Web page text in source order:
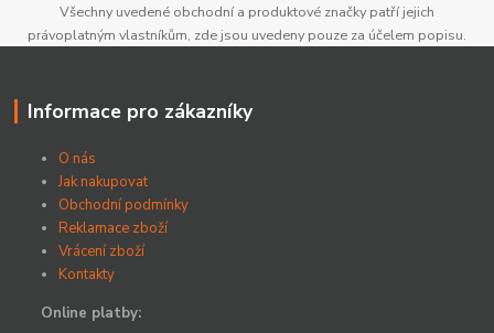
Všechny uvedené obchodní a produktové značky patří jejich
právoplatným vlastníkům, zde jsou uvedeny pouze za účelem popisu.
Informace pro zákazníky
O nás
Jak nakupovat
Obchodní podmínky
Reklamace zboží
Vrácení zboží
Kontakty
Online platby: